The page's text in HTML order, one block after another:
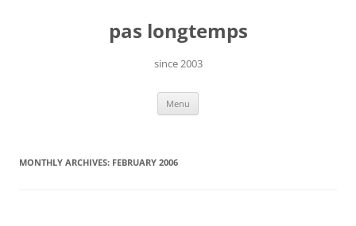
pas longtemps
since 2003
Menu
MONTHLY ARCHIVES: FEBRUARY 2006